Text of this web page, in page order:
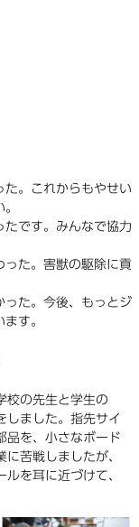
た。これからもやせい
たです。みんなで協力
った。害獣の駆除に貢
った。今後、もっとジ
す。
校の先生と学生の
しました。指先サイ
品を、小さなボード
苦戦しましたが、
を耳に近づけて、